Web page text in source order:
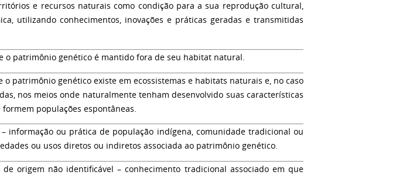
e recursos naturais como condição para a sua reprodução cultural,
utilizando conhecimentos, inovações e práticas geradas e transmitidas
o patrimônio genético é mantido fora de seu habitat natural.
o patrimônio genético existe em ecossistemas e habitats naturais e, no caso
nos meios onde naturalmente tenham desenvolvido suas características
populações espontâneas.
informação ou prática de população indígena, comunidade tradicional ou
ou usos diretos ou indiretos associada ao patrimônio genético.
de origem não identificável – conhecimento tradicional associado em que